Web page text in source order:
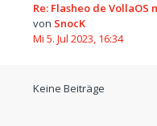
Re: Flasheo de VollaOS
von SnocK
Mi 5. Jul 2023, 16:34
Keine Beiträge